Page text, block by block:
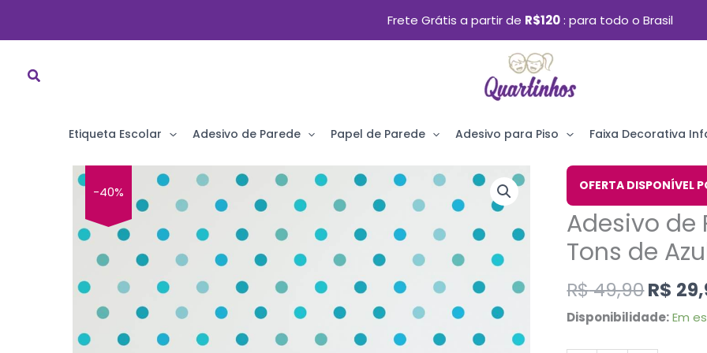
Ir
Frete Grátis a partir de R$120 para todo o Brasil
Etiqueta Escolar Adesivo de Parede Papel de Parede Adesivo para Piso Faixa Decorativa
-40% OFERTA DISPONÍVEL
Adesivo de
Tons de
R$49,90
O
preço
era:
R$
Disponibilidade: Em
Adesivo
de
Parede
Infantil
Tons
de